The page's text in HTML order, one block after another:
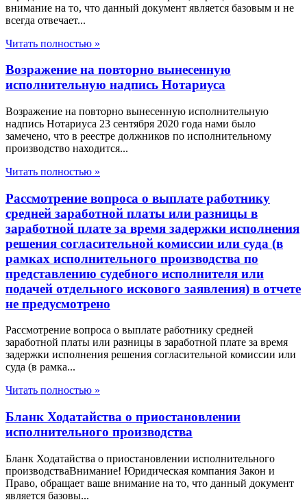
внимание на то, что данный документ является базовым и не
всегда отвечает...
Читать полностью »
Возражение на повторно вынесенную
исполнительную надпись Нотариуса
Возражение на повторно вынесенную исполнительную
надпись Нотариуса 23 сентября 2020 года нами было
замечено, что в реестре должников по исполнительному
производство находится...
Читать полностью »
Рассмотрение вопроса о выплате работнику
средней заработной платы или разницы в
заработной плате за время задержки исполнения
решения согласительной комиссии или суда (в
рамках исполнительного производства по
представлению судебного исполнителя или
подачей отдельного искового заявления) в отчете
не предусмотрено
Рассмотрение вопроса о выплате работнику средней
заработной платы или разницы в заработной плате за время
задержки исполнения решения согласительной комиссии или
суда (в рамка...
Читать полностью »
Бланк Ходатайства о приостановлении
исполнительного производства
Бланк Ходатайства о приостановлении исполнительного
производстваВнимание! Юридическая компания Закон и
Право, обращает ваше внимание на то, что данный документ
является базовы...